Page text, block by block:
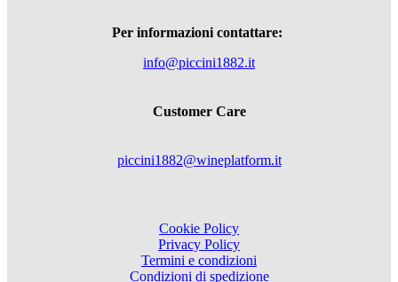
Per informazioni contattare:
info@piccini1882.it
Customer Care
piccini1882@wineplatform.it
Cookie Policy
Privacy Policy
Termini e condizioni
Condizioni di spedizione